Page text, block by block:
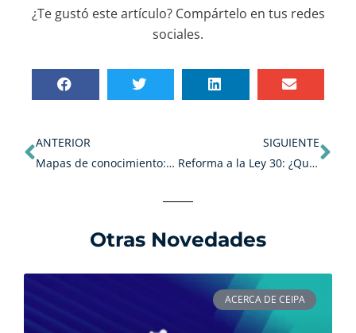
¿Te gustó este artículo? Compártelo en tus redes
sociales.
ANTERIOR
Mapas de conocimiento: lecciones aprendidas
SIGUIENTE
Reforma a la Ley 30: ¿Qué mejorará en el futuro de la educación superior en Colombia?
Otras Novedades
ACERCA DE CEIPA